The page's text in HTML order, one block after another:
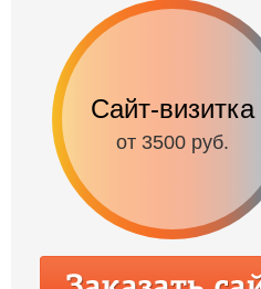
Сайт-визитка
от 3500 руб.